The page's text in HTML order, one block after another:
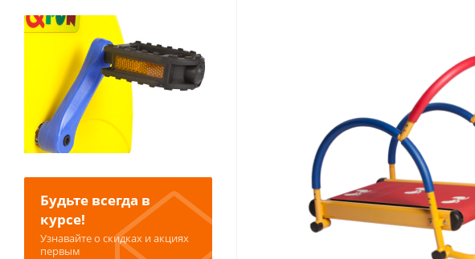
Будьте всегда в
курсе!
Узнавайте о скидках и акциях
первым